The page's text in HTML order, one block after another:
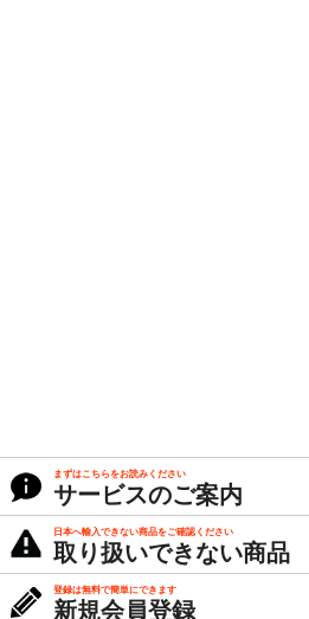
まずはこちらをお読みください
サービスのご案内
日本へ輸入できない商品をご確認ください
取り扱いできない商品
登録は無料で簡単にできます
新規会員登録